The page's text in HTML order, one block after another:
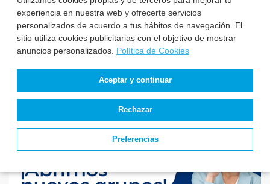
experiencia en nuestra web y ofrecerte servicios
personalizados de acuerdo a tus hábitos de navegación. El
sitio utiliza cookies publicitarias con el objetivo de mostrar
anuncios personalizados. Política de Cookies
Aceptar y continuar
Rechazar
Preferencias
El Servicio de Salud
de Castilla y León
aprueba la relación ...